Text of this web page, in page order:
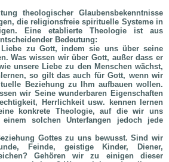
theologischer Glaubensbekenntnisse
die religionsfreie spirituelle Systeme in
Eine etablierte Theologie ist aus
Bedeutung:
zu Gott, indem sie uns über seine
Was wissen wir über Gott, außer dass er
unsere Liebe zu den Menschen wächst,
so gilt das auch für Gott, wenn wir
Beziehung zu Ihm aufbauen wollen.
wir Seine wunderbaren Eigenschaften
Herrlichkeit usw. kennen lernen
konkrete Theologie, auf die wir uns
solchen Unterfangen jedoch jede
Gottes zu uns bewusst. Sind wir
Feinde, geistige Kinder, Diener,
Gehören wir zu einigen dieser